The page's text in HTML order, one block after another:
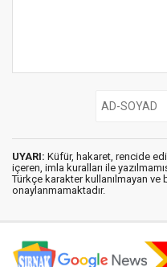
UYARI: Küfür, hakaret, rencide
içeren, imla kuralları ile
Türkçe karakter kullanılmayan ve
onaylanmamaktadır.